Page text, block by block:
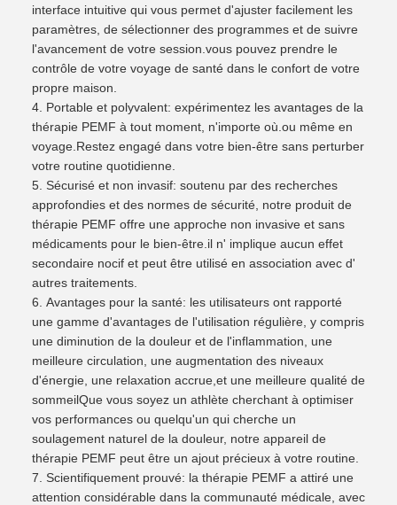
interface intuitive qui vous permet d'ajuster facilement les
paramètres, de sélectionner des programmes et de suivre
l'avancement de votre session.vous pouvez prendre le
contrôle de votre voyage de santé dans le confort de votre
propre maison.
Portable et polyvalent: expérimentez les avantages de la
thérapie PEMF à tout moment, n'importe où.ou même en
voyage.Restez engagé dans votre bien-être sans perturber
votre routine quotidienne.
Sécurisé et non invasif: soutenu par des recherches
approfondies et des normes de sécurité, notre produit de
thérapie PEMF offre une approche non invasive et sans
médicaments pour le bien-être.il n' implique aucun effet
secondaire nocif et peut être utilisé en association avec d'
autres traitements.
Avantages pour la santé: les utilisateurs ont rapporté
une gamme d'avantages de l'utilisation régulière, y compris
une diminution de la douleur et de l'inflammation, une
meilleure circulation, une augmentation des niveaux
d'énergie, une relaxation accrue,et une meilleure qualité de
sommeilQue vous soyez un athlète cherchant à optimiser
vos performances ou quelqu'un qui cherche un
soulagement naturel de la douleur, notre appareil de
thérapie PEMF peut être un ajout précieux à votre routine.
Scientifiquement prouvé: la thérapie PEMF a attiré une
attention considérable dans la communauté médicale, avec